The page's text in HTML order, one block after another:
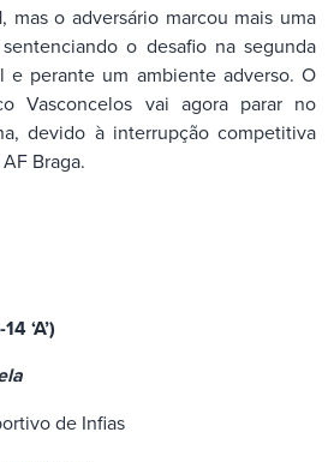
mas o adversário marcou mais uma
o desafio na segunda
perante um ambiente adverso. O
Vasconcelos vai agora parar no
devido à interrupção competitiva
Braga.
‘A’)
de Infias